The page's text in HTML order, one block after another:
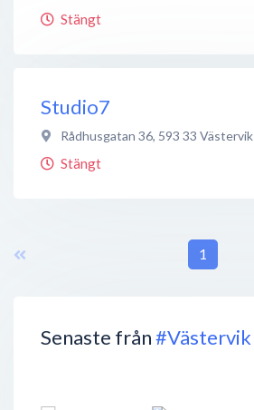
Senaste från#Västervik
Stängt
Studio7
Rådhusgatan 36, 593 33 Västervik
Stängt
1